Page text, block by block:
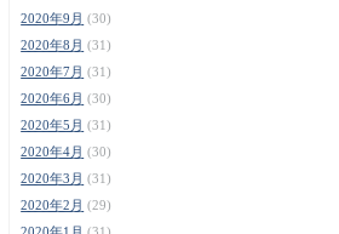
2020年9月 (30)
2020年8月 (31)
2020年7月 (31)
2020年6月 (30)
2020年5月 (31)
2020年4月 (30)
2020年3月 (31)
2020年2月 (29)